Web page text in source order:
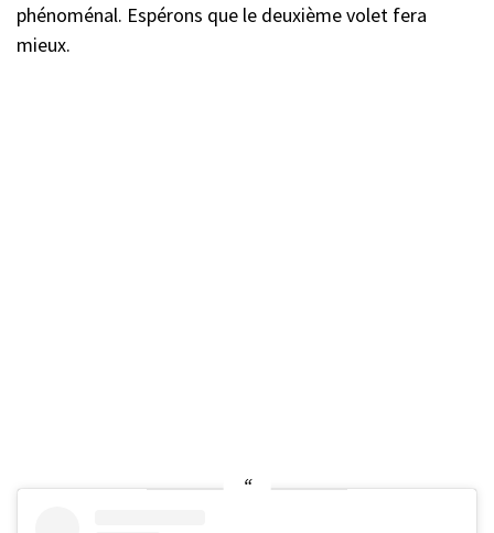
phénoménal. Espérons que le deuxième volet fera
mieux.